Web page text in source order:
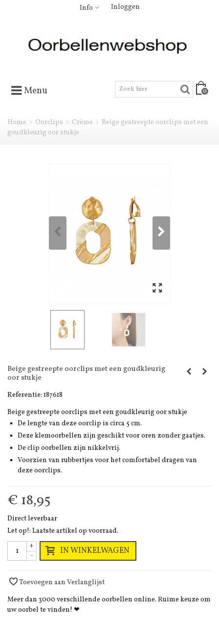
Info Inloggen
Menu 0
Home > Oorclips > Crème > Beige gestreepte oorclips met een
goudkleurig oor stukje
Beige gestreepte oorclips met een goudkleurig
oor stukje
Referentie: 187618
Beige gestreepte oorclips met een goudkleurig oor stukje
De lengte van deze oorclip is circa 5 cm.
Deze klemoorbellen zijn geschikt voor oren zonder gaatjes.
De clip oorbellen zijn nikkelvrij.
Voorzien van rubbertjes voor het comfortabel dragen van
deze oorclips.
€ 18,95
Direct leverbaar
Let op!: Laatste artikel op voorraad.
-
+ IN WINKELWAGEN
Toevoegen aan Verlanglijst
Meer dan 3000 verschillende oorbellen online. Ruime keuze om
uw oorbel te vinden! ❤